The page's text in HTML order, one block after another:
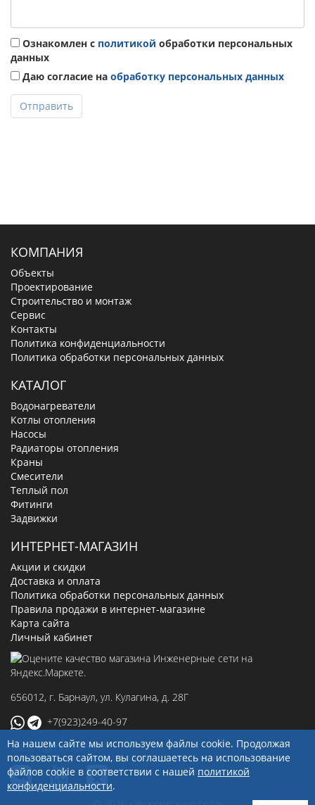
Ознакомлен с политикой обработки персональных
данных
Даю согласие на обработку персональных данных
Отправить
КОМПАНИЯ
Объекты
Проектирование
Строительство и монтаж
Сервис
Контакты
Политика конфиденциальности
Политика обработки персональных данных
КАТАЛОГ
Водонагреватели
Котлы отопления
Насосы
Радиаторы отопления
Краны
Смесители
Теплый пол
Фитинги
Задвижки
ИНТЕРНЕТ-МАГАЗИН
Акции и скидки
Доставка и оплата
Политика обработки персональных данных
Правила продажи в интернет-магазине
Карта сайта
Личный кабинет
656012, г. Барнаул, ул. Кулагина, д. 28Г
+7(923)249-40-97
sale@ingenerseti.ru
На нашем сайте мы используем файлы cookie. Продолжая
пользоваться сайтом, вы соглашаетесь на использование
файлов cookie в соответствии с нашей политикой
конфиденциальности.